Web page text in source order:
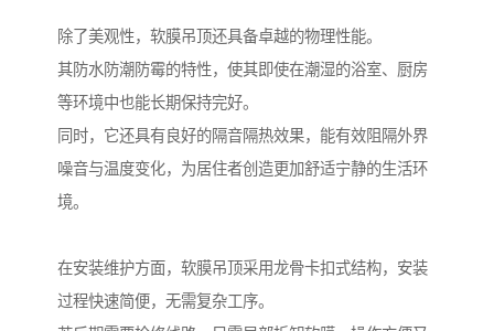
除了美观性，软膜吊顶还具备卓越的物理性能。
其防水防潮防霉的特性，使其即使在潮湿的浴室、厨房
等环境中也能长期保持完好。
同时，它还具有良好的隔音隔热效果，能有效阻隔外界
噪音与温度变化，为居住者创造更加舒适宁静的生活环
境。
在安装维护方面，软膜吊顶采用龙骨卡扣式结构，安装
过程快速简便，无需复杂工序。